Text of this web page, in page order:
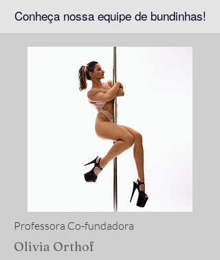
Conheça nossa equipe de bundinhas!
Professora Co-fundadora
Olivia Orthof